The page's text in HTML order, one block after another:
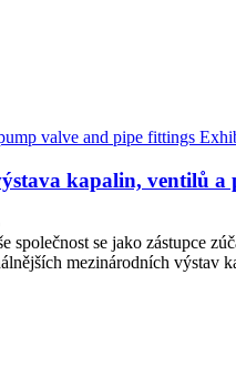
kapalin, ventilů
společnost se jako zástupce
mezinárodních výstav